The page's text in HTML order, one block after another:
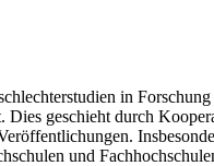
in
geschieht durch
und